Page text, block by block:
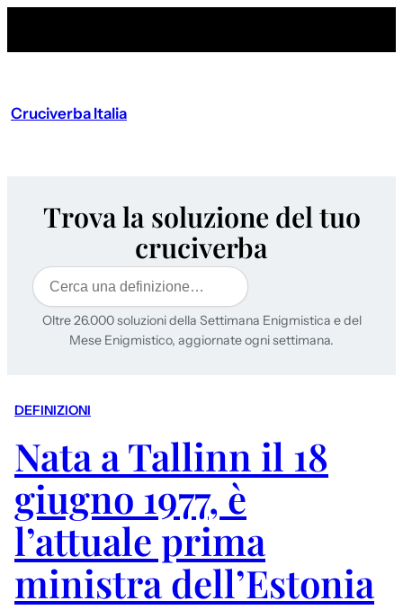
Cruciverba Italia
Trova la soluzione del tuo
cruciverba
Cerca
Oltre 26.000 soluzioni della Settimana Enigmistica e del
Mese Enigmistico, aggiornate ogni settimana.
DEFINIZIONI
Nata a Tallinn il 18
giugno 1977, è
l’attuale prima
ministra dell’Estonia